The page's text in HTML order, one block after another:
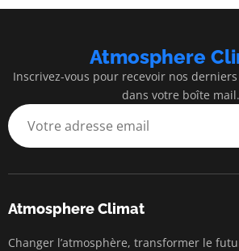
Atmosphere
Inscrivez-vous pour recevoir nos
dans votre boîte mail.
Atmosphere Climat
Changer l’atmosphère, transformer le